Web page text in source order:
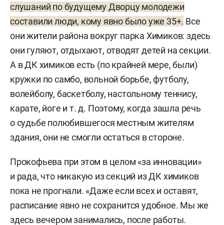
слушаний по будущему Дворцу молодежи
составили люди, кому явно было уже 35+. Все
они жители района вокруг парка Химиков: здесь
они гуляют, отдыхают, отводят детей на секции.
А в ДК химиков есть (по крайней мере, были)
кружки по самбо, вольной борьбе, футболу,
волейболу, баскетболу, настольному теннису,
карате, йоге и т. д. Поэтому, когда зашла речь
о судьбе полюбившегося местным жителям
здания, они не смогли остаться в стороне.
Прокофьева при этом в целом «за инновации»
и рада, что никакую из секций из ДК химиков
пока не прогнали. «Даже если всех и оставят,
расписание явно не сохранится удобное. Мы же
здесь вечером занимались, после работы.